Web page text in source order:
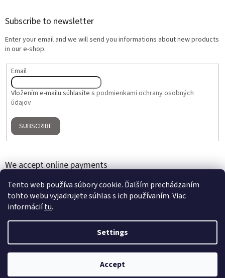
Tento web používa súbory cookie. Ďalším prechádzaním
tohto webu vyjadrujete súhlas s ich používaním. Viac
informáciítu.
Settings
Accept
Subscribe to newsletter
Enter your email and we will send you informations about new products
in our e-shop.
Email
Vložením e-mailu súhlasíte s podmienkami ochrany osobných
údajov
SUBSCRIBE
We accept online payments
Created by Shoptet
Home Gallery